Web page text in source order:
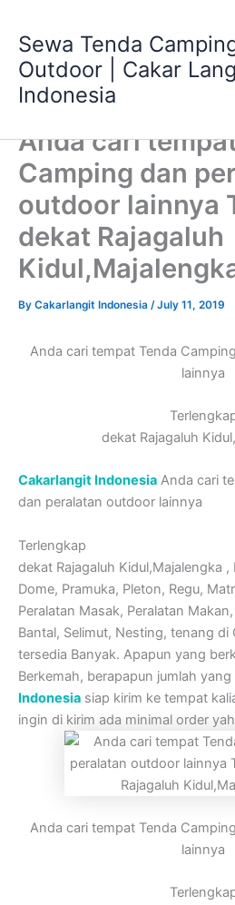
content
Sewa Tenda
Outdoor | Cakar
Indonesia
Anda cari
Camping dan
outdoor lainnya
dekat Rajagaluh
By Cakarlangit Indonesia /July 11, 2019
Anda cari tempat Tenda
lainnya
dekat Rajagaluh
Cakarlangit Indonesia Anda cari
dan peralatan outdoor lainnya
Terlengkap
dekat Rajagaluh Kidul,Majalengka ,
Dome, Pramuka, Pleton, Regu,
Peralatan Masak, Peralatan
Bantal, Selimut, Nesting, tenang
tersedia Banyak. Apapun yang
Berkemah, berapapun jumlah yang
Indonesia siap kirim ke tempat
ingin di kirim ada minimal order
Anda cari tempat Tenda
lainnya